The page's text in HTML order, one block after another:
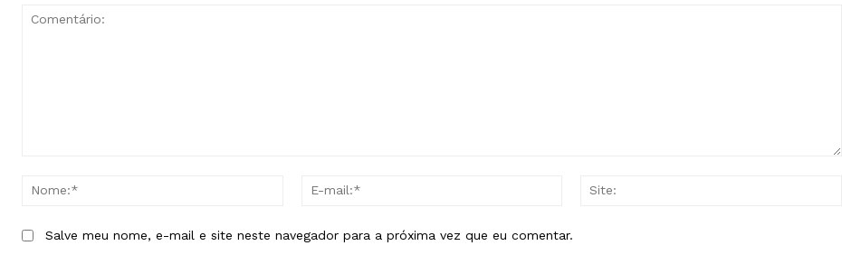
Nome:*
Salve meu nome, e-mail e site neste navegador para a próxima vez que eu comentar.